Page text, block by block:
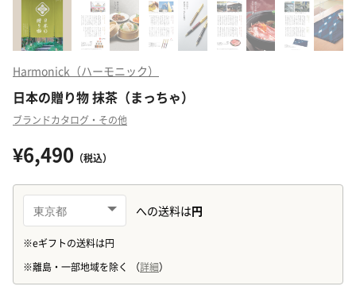
Harmonick（ハーモニック）
日本の贈り物 抹茶（まっちゃ）
ブランドカタログ・その他
¥6,490 （税込）